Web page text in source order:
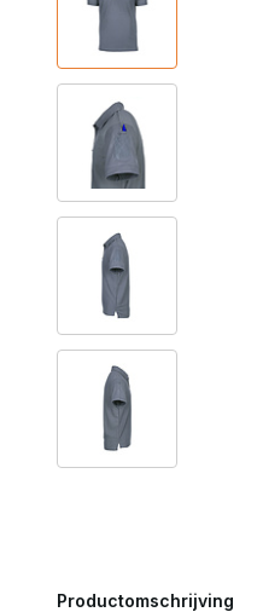
Productomschrijving